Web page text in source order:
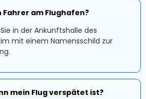
am Flughafen?
in der Ankunftshalle des
mit einem Namensschild zur
mein Flug verspätet ist?